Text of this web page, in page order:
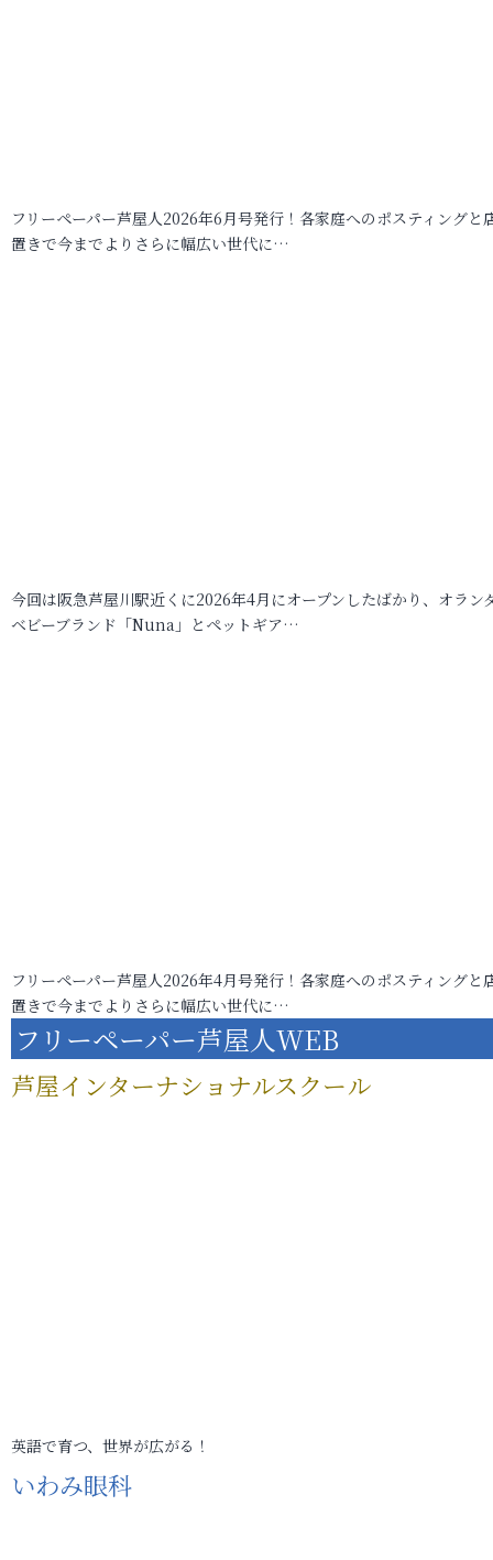
フリーペーパー芦屋人2026年6月号発行！各家庭へのポスティングと
置きで今までよりさらに幅広い世代に…
今回は阪急芦屋川駅近くに2026年4月にオープンしたばかり、オラン
ベビーブランド「Nuna」とペットギア…
フリーペーパー芦屋人2026年4月号発行！各家庭へのポスティングと
置きで今までよりさらに幅広い世代に…
フリーペーパー芦屋人WEB
芦屋インターナショナルスクール
英語で育つ、世界が広がる！
いわみ眼科